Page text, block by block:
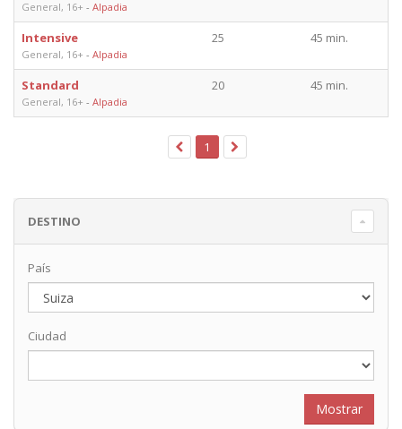
General, 16+ - Alpadia
Intensive
General, 16+ - Alpadia
25 45 min.
Standard
General, 16+ - Alpadia
20 45 min.
1
DESTINO
País
Ciudad